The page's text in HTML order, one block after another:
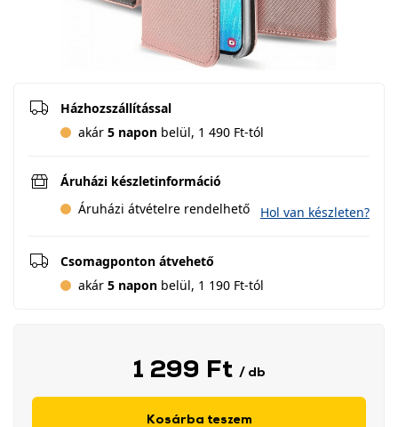
Házhozszállítással
akár 5 napon belül, 1 490 Ft-tól
Áruházi készletinformáció
Áruházi átvételre rendelhető
Hol van készleten?
Csomagponton átvehető
akár 5 napon belül, 1 190 Ft-tól
1 299 Ft / db
Kosárba teszem